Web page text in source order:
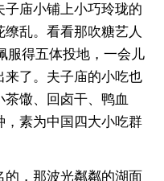
庙小铺上小巧玲珑的
乱。看看那吹糖艺人
服得五体投地，一会儿
来了。夫子庙的小吃也
馓、回卤干、鸭血
，素为中国四大小吃群
，那波光粼粼的湖面